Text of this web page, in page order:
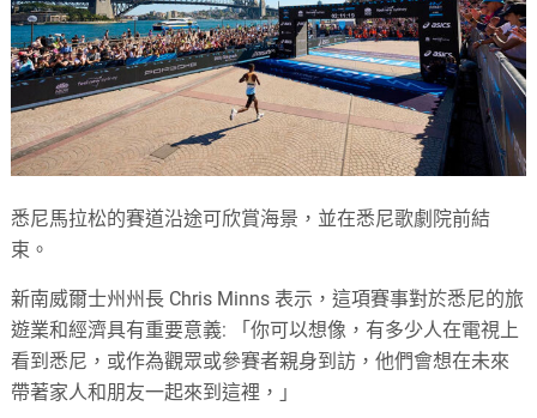
悉尼馬拉松的賽道沿途可欣賞海景，並在悉尼歌劇院前結
束。
新南威爾士州州長 Chris Minns 表示，這項賽事對於悉尼的旅
遊業和經濟具有重要意義: 「你可以想像，有多少人在電視上
看到悉尼，或作為觀眾或參賽者親身到訪，他們會想在未來
帶著家人和朋友一起來到這裡，」